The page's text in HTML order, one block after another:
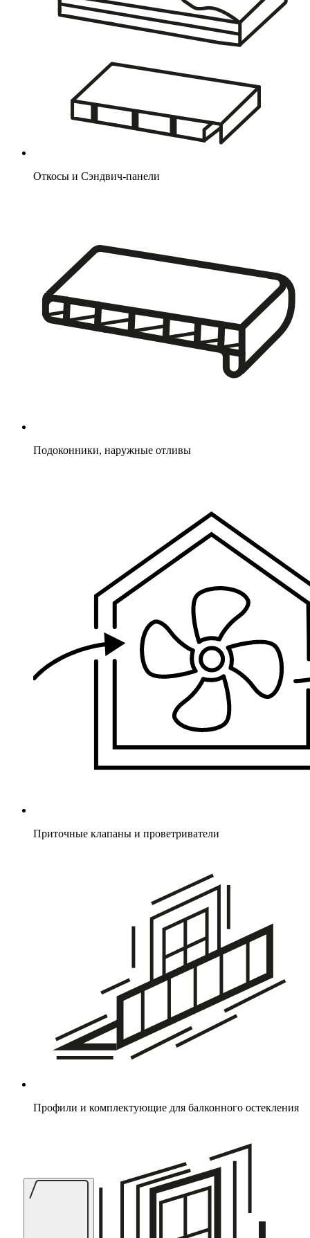
Откосы и Сэндвич-панели
Подоконники, наружные отливы
Приточные клапаны и проветриватели
Профили и комплектующие для балконного остекления